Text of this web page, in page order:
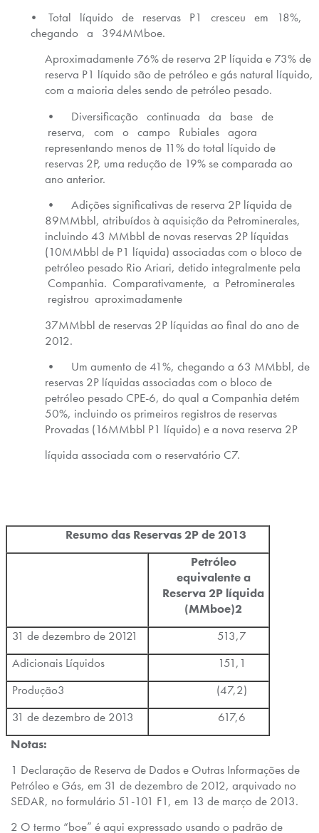
• Total líquido de reservas P1 cresceu em 18%,
chegando a 394MMboe.
Aproximadamente 76% de reserva 2P líquida e 73% de
reserva P1 líquido são de petróleo e gás natural líquido,
com a maioria deles sendo de petróleo pesado.
• Diversificação continuada da base de
reserva, com o campo Rubiales agora
representando menos de 11% do total líquido de
reservas 2P, uma redução de 19% se comparada ao
ano anterior.
• Adições significativas de reserva 2P líquida de
89MMbbl, atribuídos à aquisição da Petrominerales,
incluindo 43 MMbbl de novas reservas 2P líquidas
(10MMbbl de P1 líquida) associadas com o bloco de
petróleo pesado Rio Ariari, detido integralmente pela
Companhia. Comparativamente, a Petrominerales
registrou aproximadamente
37MMbbl de reservas 2P líquidas ao final do ano de
2012.
• Um aumento de 41%, chegando a 63 MMbbl, de
reservas 2P líquidas associadas com o bloco de
petróleo pesado CPE-6, do qual a Companhia detém
50%, incluindo os primeiros registros de reservas
Provadas (16MMbbl P1 líquido) e a nova reserva 2P
líquida associada com o reservatório C7.
Resumo das Reservas 2P de 2013
Petróleo
equivalente a
Reserva 2P líquida
(MMboe)2
31 de dezembro de 20121
513,7
Adicionais Líquidos
151,1
Produção3
(47,2)
31 de dezembro de 2013
617,6
Notas:
1 Declaração de Reserva de Dados e Outras Informações de
Petróleo e Gás, em 31 de dezembro de 2012, arquivado no
SEDAR, no formulário 51-101 F1, em 13 de março de 2013.
2 O termo “boe” é aqui expressado usando o padrão de